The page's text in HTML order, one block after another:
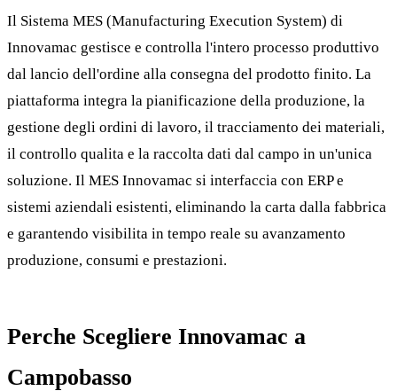
Il Sistema MES (Manufacturing Execution System) di
Innovamac gestisce e controlla l'intero processo produttivo
dal lancio dell'ordine alla consegna del prodotto finito. La
piattaforma integra la pianificazione della produzione, la
gestione degli ordini di lavoro, il tracciamento dei materiali,
il controllo qualita e la raccolta dati dal campo in un'unica
soluzione. Il MES Innovamac si interfaccia con ERP e
sistemi aziendali esistenti, eliminando la carta dalla fabbrica
e garantendo visibilita in tempo reale su avanzamento
produzione, consumi e prestazioni.
Perche Scegliere Innovamac a
Campobasso